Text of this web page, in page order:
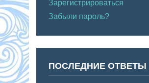
Зарегистрироваться
Забыли пароль?
ПОСЛЕДНИЕ ОТВЕТЫ